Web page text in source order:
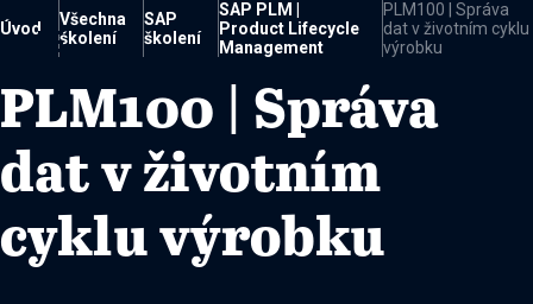

Úvod
Všechna
školení
SAP
školení
SAP PLM |
Product Lifecycle
Management
PLM100 | Správa
dat v životním cyklu
výrobku
PLM100 | Správa
dat v životním
cyklu výrobku